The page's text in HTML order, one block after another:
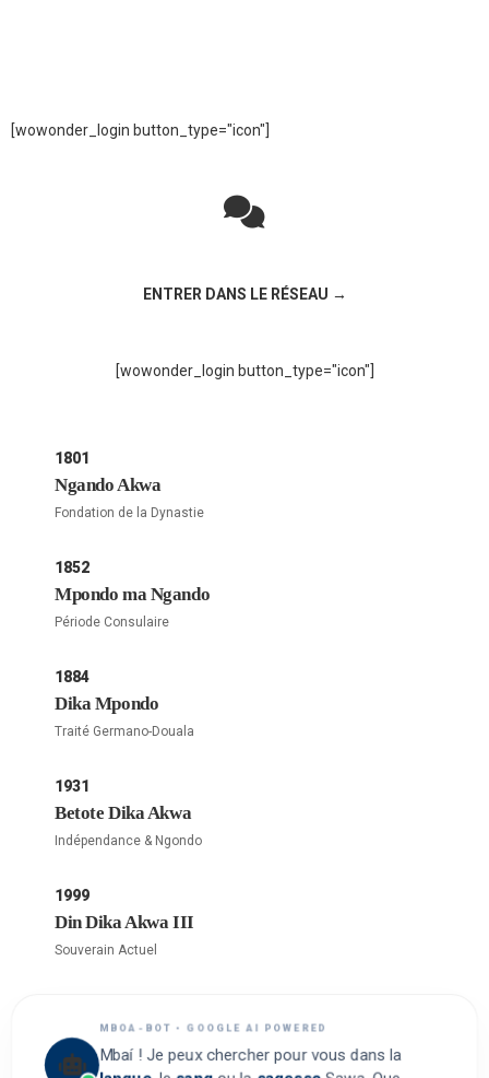
[wowonder_login button_type="icon"]
ENTRER DANS LE RÉSEAU →
[wowonder_login button_type="icon"]
1801
Ngando Akwa
Fondation de la Dynastie
1852
Mpondo ma Ngando
Période Consulaire
1884
Dika Mpondo
Traité Germano-Douala
1931
Betote Dika Akwa
Indépendance & Ngondo
1999
Din Dika Akwa III
Souverain Actuel
MBOA-BOT • GOOGLE AI POWERED
Mbaí ! Je peux chercher pour vous dans la